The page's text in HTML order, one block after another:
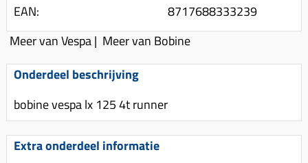
Schakel (delen)
Sproeiers
Spruitstuk (delen)
Uitlaten compleet
Uitlaat (delen)
Stuurschakelaar
Stuur (delen)
Remblokken
Rem (delen)
Remgrepen en remhendels
Remhevels
Stickers
Stuurslot
Regenkleding
Rugsteun
Vespa accessoires
EAN:
8717688333239
Meer van Vespa| Meer van Bobine
Onderdeel beschrijving
bobine vespa lx 125 4t runner
Extra onderdeel informatie